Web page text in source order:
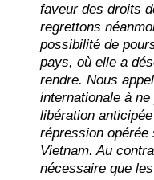
faveur des droits
regrettons
possibilité de
pays, où elle a
rendre. Nous
internationale à
libération
répression
Vietnam. Au
nécessaire que